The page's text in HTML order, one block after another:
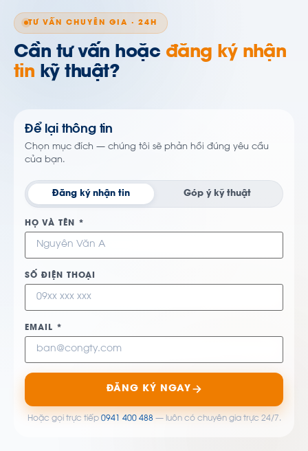
TƯ VẤN CHUYÊN GIA · 24H
Cần tư vấn hoặc đăng ký nhận
tin kỹ thuật?
Để lại thông tin
Chọn mục đích — chúng tôi sẽ phản hồi đúng yêu cầu
của bạn.
Đăng ký nhận tin Góp ý kỹ thuật
HỌ VÀ TÊN *
SỐ ĐIỆN THOẠI
EMAIL *
ĐĂNG KÝ NGAY
Hoặc gọi trực tiếp 0941 400 488— luôn có chuyên gia trực 24/7.